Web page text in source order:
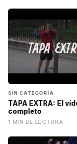
SIN CATEGORÍA
TAPA EXTRA: El
completo
1 MIN DE LECTURA